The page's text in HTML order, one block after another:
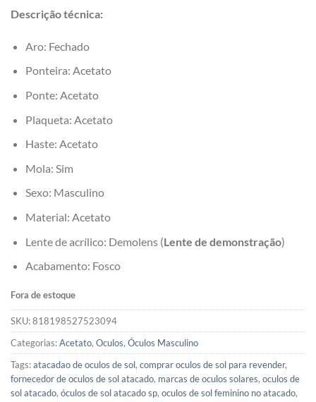
Descrição técnica:
Aro: Fechado
Ponteira: Acetato
Ponte: Acetato
Plaqueta: Acetato
Haste: Acetato
Mola: Sim
Sexo: Masculino
Material: Acetato
Lente de acrílico: Demolens (Lente de demonstração)
Acabamento: Fosco
Fora de estoque
SKU:818198527523094
Categorias:Acetato, Oculos, Óculos Masculino
Tags:atacadao de oculos de sol, comprar oculos de sol para revender,
fornecedor de oculos de sol atacado, marcas de oculos solares, oculos de
sol atacado, óculos de sol atacado sp, oculos de sol feminino no atacado,